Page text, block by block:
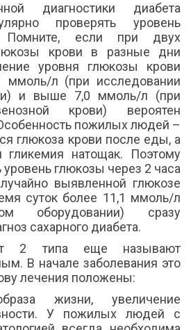
диагностики диабета
проверять уровень
Помните, если при двух
крови в разные дни
уровня глюкозы крови
л (при исследовании
и выше 7,0 ммоль/л (при
крови) вероятен
пожилых людей –
глюкоза крови после еды, а
натощак. Поэтому
уровень глюкозы через 2 часа
выявленной глюкозе
суток более 11,1 ммоль/л
оборудовании) сразу
сахарного диабета.
2 типа еще называют
В начале заболевания это
лечения положены:
жизни, увеличение
У пожилых людей с